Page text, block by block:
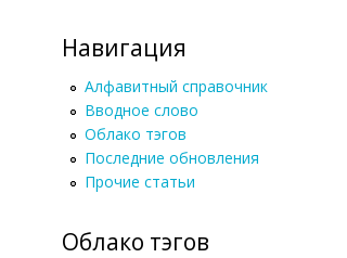
Навигация
Алфавитный справочник
Вводное слово
Облако тэгов
Последние обновления
Прочие статьи
Облако тэгов